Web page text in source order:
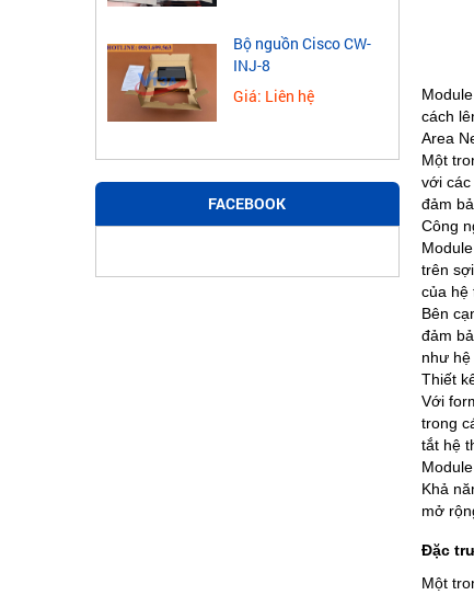
Bộ nguồn Cisco CW-
INJ-8
Giá: Liên hệ
FACEBOOK
cách
Area
Một
với các
đảm
Công
trên
của hệ
Bên
đảm
như hệ
Thiết
Với
trong
tắt hệ
Khả
mở
Đặc
Một